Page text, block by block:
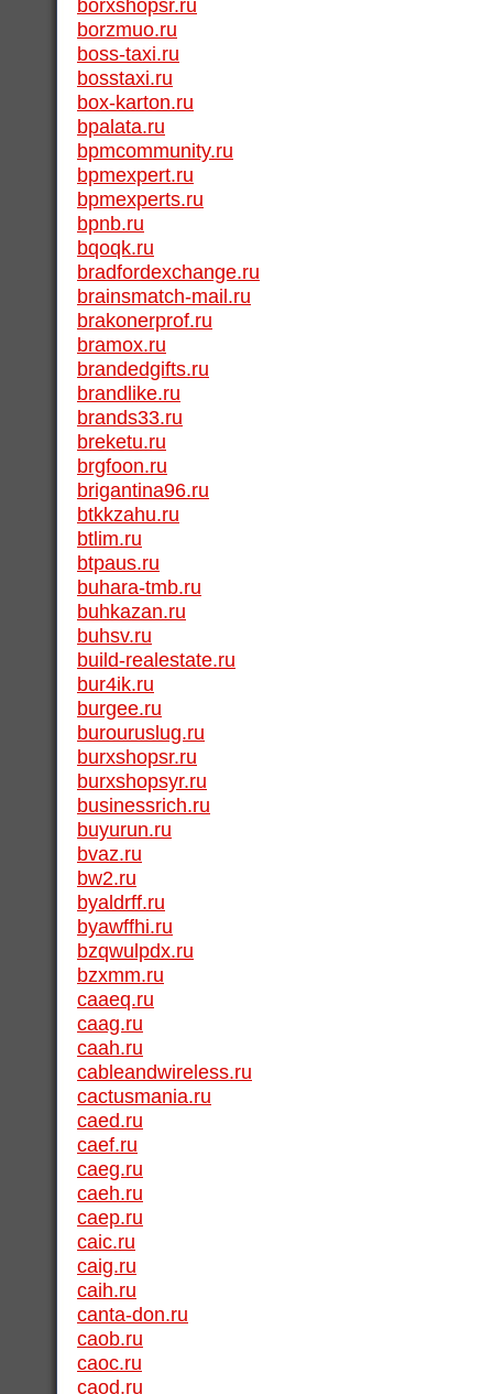
borxshopsr.ru
borzmuo.ru
boss-taxi.ru
bosstaxi.ru
box-karton.ru
bpalata.ru
bpmcommunity.ru
bpmexpert.ru
bpmexperts.ru
bpnb.ru
bqoqk.ru
bradfordexchange.ru
brainsmatch-mail.ru
brakonerprof.ru
bramox.ru
brandedgifts.ru
brandlike.ru
brands33.ru
breketu.ru
brgfoon.ru
brigantina96.ru
btkkzahu.ru
btlim.ru
btpaus.ru
buhara-tmb.ru
buhkazan.ru
buhsv.ru
build-realestate.ru
bur4ik.ru
burgee.ru
burouruslug.ru
burxshopsr.ru
burxshopsyr.ru
businessrich.ru
buyurun.ru
bvaz.ru
bw2.ru
byaldrff.ru
byawffhi.ru
bzqwulpdx.ru
bzxmm.ru
caaeq.ru
caag.ru
caah.ru
cableandwireless.ru
cactusmania.ru
caed.ru
caef.ru
caeg.ru
caeh.ru
caep.ru
caic.ru
caig.ru
caih.ru
canta-don.ru
caob.ru
caoc.ru
caod.ru